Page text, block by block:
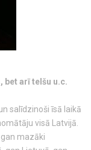
bet arī telšu u.c.
salīdzinoši īsā laikā
visā Latvijā.
mazāki